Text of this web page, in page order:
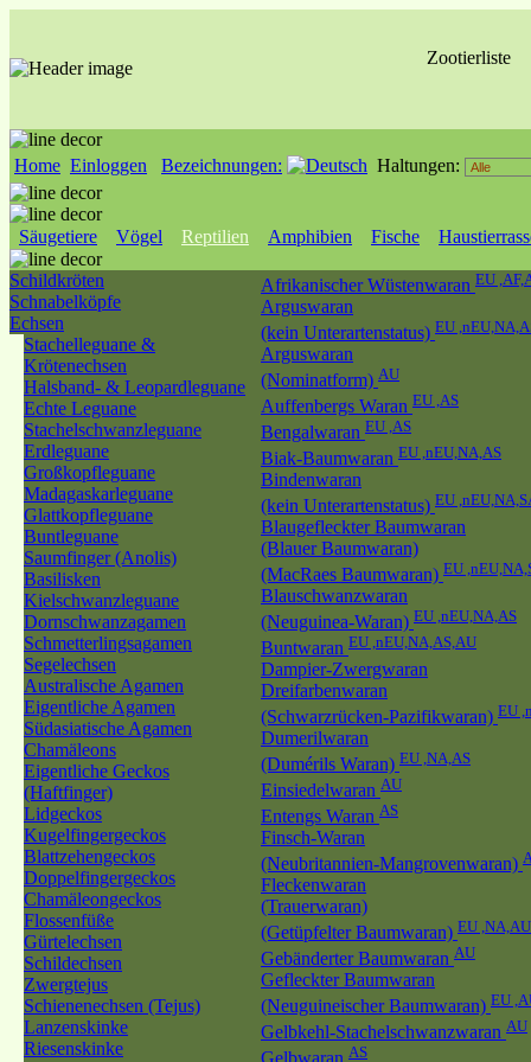
Zootierliste
Home Einloggen Bezeichnungen: Haltungen:
Säugetiere Vögel Reptilien Amphibien Fische
Schildkröten
Schnabelköpfe
Echsen
Stachelleguane &
Krötenechsen
Halsband- & Leopardleguane
Echte Leguane
Stachelschwanzleguane
Erdleguane
Großkopfleguane
Madagaskarleguane
Glattkopfleguane
Buntleguane
Saumfinger (Anolis)
Basilisken
Kielschwanzleguane
Dornschwanzagamen
Schmetterlingsagamen
Segelechsen
Australische Agamen
Eigentliche Agamen
Südasiatische Agamen
Chamäleons
Eigentliche Geckos
(Haftfinger)
Lidgeckos
Kugelfingergeckos
Blattzehengeckos
Doppelfingergeckos
Chamäleongeckos
Flossenfüße
Gürtelechsen
Schildechsen
Zwergtejus
Schienenechsen (Tejus)
Lanzenskinke
Riesenskinke
Afrikanischer Wüstenwaran EU
Arguswaran
(kein Unterartenstatus) EU
Arguswaran
(Nominatform) AU
Auffenbergs Waran EU ,AS
Bengalwaran EU ,AS
Biak-Baumwaran EU ,nEU,NA,AS
Bindenwaran
(kein Unterartenstatus) EU
Blaugefleckter Baumwaran
(Blauer Baumwaran)
(MacRaes Baumwaran) EU
Blauschwanzwaran
(Neuguinea-Waran) EU ,nEU,NA,AS
Buntwaran EU ,nEU,NA,AS,AU
Dampier-Zwergwaran
Dreifarbenwaran
(Schwarzrücken-Pazifikwaran) EU
Dumerilwaran
(Dumérils Waran) EU ,NA,AS
Einsiedelwaran AU
Entengs Waran AS
Finsch-Waran
(Neubritannien-Mangrovenwaran)
Fleckenwaran
(Trauerwaran)
(Getüpfelter Baumwaran) EU ,NA,AU
Gebänderter Baumwaran AU
Gefleckter Baumwaran
(Neuguineischer Baumwaran) EU
Gelbkehl-Stachelschwanzwaran AU
AS